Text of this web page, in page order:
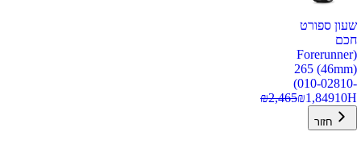
שעון ספורט
חכם
(Forerunner
265 (46mm)
(010-02810-
10H
₪1,849
₪2,465
חזור